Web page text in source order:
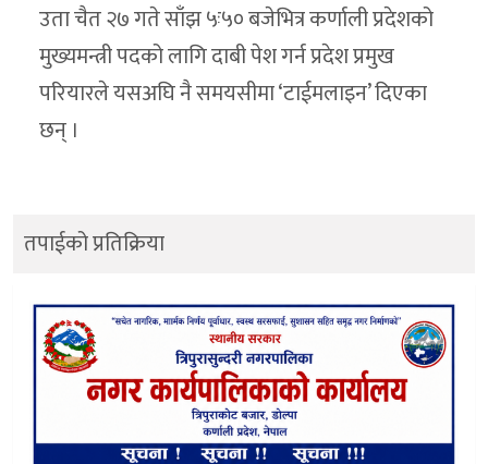
उता चैत २७ गते साँझ ५ः५० बजेभित्र कर्णाली प्रदेशको
मुख्यमन्त्री पदको लागि दाबी पेश गर्न प्रदेश प्रमुख
परियारले यसअघि नै समयसीमा ‘टाईमलाइन’ दिएका
छन् ।
तपाईको प्रतिक्रिया